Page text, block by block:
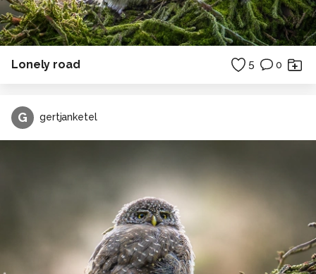
Lonely road 5 0
G gertjanketel